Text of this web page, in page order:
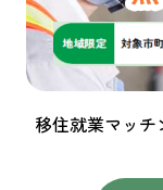
移住就業マッ